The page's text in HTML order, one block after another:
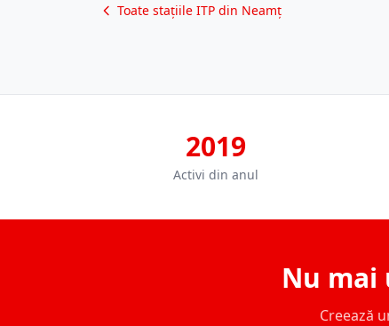
Toate stațiile ITP din Neamț
2019
Activi din anul
Nu mai
Creează